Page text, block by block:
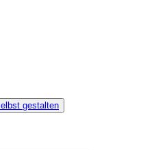
gestalten